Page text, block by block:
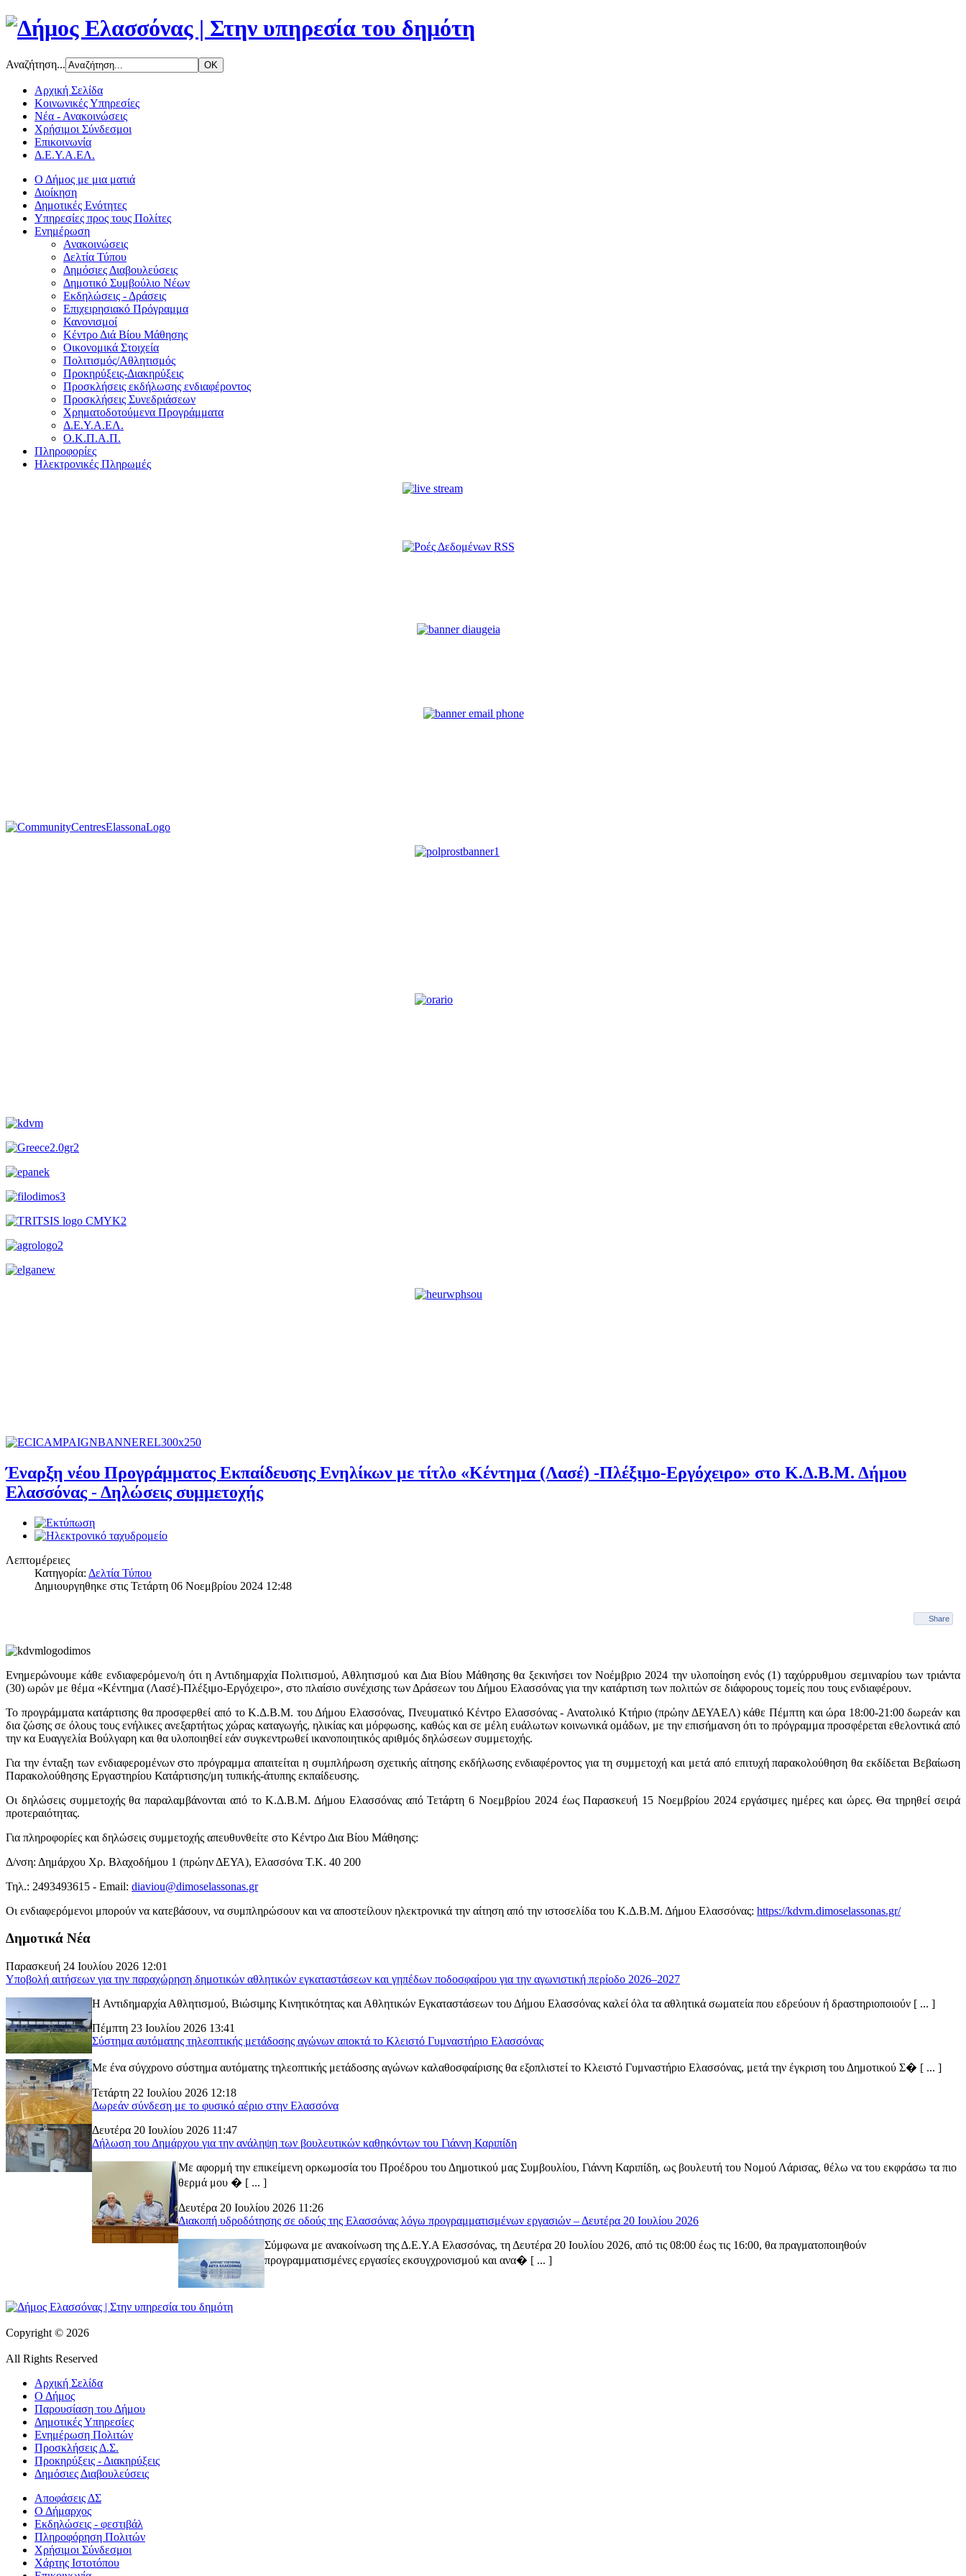
Αναζήτηση...
Αρχική Σελίδα
Κοινωνικές Υπηρεσίες
Νέα - Ανακοινώσεις
Χρήσιμοι Σύνδεσμοι
Επικοινωνία
Δ.Ε.Υ.Α.ΕΛ.
Ο Δήμος με μια ματιά
Διοίκηση
Δημοτικές Ενότητες
Υπηρεσίες προς τους Πολίτες
Ενημέρωση
Ανακοινώσεις
Δελτία Τύπου
Δημόσιες Διαβουλεύσεις
Δημοτικό Συμβούλιο Νέων
Εκδηλώσεις - Δράσεις
Επιχειρησιακό Πρόγραμμα
Κανονισμοί
Κέντρο Διά Βίου Μάθησης
Οικονομικά Στοιχεία
Πολιτισμός/Αθλητισμός
Προκηρύξεις-Διακηρύξεις
Προσκλήσεις εκδήλωσης ενδιαφέροντος
Προσκλήσεις Συνεδριάσεων
Χρηματοδοτούμενα Προγράμματα
Δ.Ε.Υ.Α.ΕΛ.
Ο.Κ.Π.Α.Π.
Πληροφορίες
Ηλεκτρονικές Πληρωμές
Έναρξη νέου Προγράμματος Εκπαίδευσης Ενηλίκων με τίτλο «Κέντημα (Λασέ) -Πλέξιμο-Εργόχειρο» στο Κ.Δ.Β.Μ. Δήμου
Ελασσόνας - Δηλώσεις συμμετοχής
Λεπτομέρειες
Κατηγορία: Δελτία Τύπου
Δημιουργηθηκε στις Τετάρτη 06 Νοεμβρίου 2024 12:48
Share
Ενημερώνουμε κάθε ενδιαφερόμενο/η ότι η Αντιδημαρχία Πολιτισμού, Αθλητισμού και Δια Βίου Μάθησης θα ξεκινήσει τον Νοέμβριο 2024 την υλοποίηση ενός (1) ταχύρρυθμου σεμιναρίου των τριάντα
(30) ωρών με θέμα «Κέντημα (Λασέ)-Πλέξιμο-Εργόχειρο», στο πλαίσιο συνέχισης των Δράσεων του Δήμου Ελασσόνας για την κατάρτιση των πολιτών σε διάφορους τομείς που τους ενδιαφέρουν.
Το προγράμματα κατάρτισης θα προσφερθεί από το Κ.Δ.Β.Μ. του Δήμου Ελασσόνας, Πνευματικό Κέντρο Ελασσόνας - Ανατολικό Κτήριο (πρώην ΔΕΥΑΕΛ) κάθε Πέμπτη και ώρα 18:00-21:00 δωρεάν και
δια ζώσης σε όλους τους ενήλικες ανεξαρτήτως χώρας καταγωγής, ηλικίας και μόρφωσης, καθώς και σε μέλη ευάλωτων κοινωνικά ομάδων, με την επισήμανση ότι το πρόγραμμα προσφέρεται εθελοντικά από
την κα Ευαγγελία Βούλγαρη και θα υλοποιηθεί εάν συγκεντρωθεί ικανοποιητικός αριθμός δηλώσεων συμμετοχής.
Για την ένταξη των ενδιαφερομένων στο πρόγραμμα απαιτείται η συμπλήρωση σχετικής αίτησης εκδήλωσης ενδιαφέροντος για τη συμμετοχή και μετά από επιτυχή παρακολούθηση θα εκδίδεται Βεβαίωση
Παρακολούθησης Εργαστηρίου Κατάρτισης/μη τυπικής-άτυπης εκπαίδευσης.
Οι δηλώσεις συμμετοχής θα παραλαμβάνονται από το Κ.Δ.Β.Μ. Δήμου Ελασσόνας από Τετάρτη 6 Νοεμβρίου 2024 έως Παρασκευή 15 Νοεμβρίου 2024 εργάσιμες ημέρες και ώρες. Θα τηρηθεί σειρά
προτεραιότητας.
Για πληροφορίες και δηλώσεις συμμετοχής απευθυνθείτε στο Κέντρο Δια Βίου Μάθησης:
Δ/νση: Δημάρχου Χρ. Βλαχοδήμου 1 (πρώην ΔΕΥΑ), Ελασσόνα Τ.Κ. 40 200
Τηλ.: 2493493615 - Email: diaviou@dimoselassonas.gr
Οι ενδιαφερόμενοι μπορούν να κατεβάσουν, να συμπληρώσουν και να αποστείλουν ηλεκτρονικά την αίτηση από την ιστοσελίδα του Κ.Δ.Β.Μ. Δήμου Ελασσόνας: https://kdvm.dimoselassonas.gr/
Δημοτικά Νέα
Παρασκευή 24 Ιουλίου 2026 12:01
Υποβολή αιτήσεων για την παραχώρηση δημοτικών αθλητικών εγκαταστάσεων και γηπέδων ποδοσφαίρου για την αγωνιστική περίοδο 2026–2027
Η Αντιδημαρχία Αθλητισμού, Βιώσιμης Κινητικότητας και Αθλητικών Εγκαταστάσεων του Δήμου Ελασσόνας καλεί όλα τα αθλητικά σωματεία που εδρεύουν ή δραστηριοποιούν [ ... ]
Πέμπτη 23 Ιουλίου 2026 13:41
Σύστημα αυτόματης τηλεοπτικής μετάδοσης αγώνων αποκτά το Κλειστό Γυμναστήριο Ελασσόνας
Με ένα σύγχρονο σύστημα αυτόματης τηλεοπτικής μετάδοσης αγώνων καλαθοσφαίρισης θα εξοπλιστεί το Κλειστό Γυμναστήριο Ελασσόνας, μετά την έγκριση του Δημοτικού Σ� [ ... ]
Τετάρτη 22 Ιουλίου 2026 12:18
Δωρεάν σύνδεση με το φυσικό αέριο στην Ελασσόνα
Δευτέρα 20 Ιουλίου 2026 11:47
Δήλωση του Δημάρχου για την ανάληψη των βουλευτικών καθηκόντων του Γιάννη Καριπίδη
Με αφορμή την επικείμενη ορκωμοσία του Προέδρου του Δημοτικού μας Συμβουλίου, Γιάννη Καριπίδη, ως βουλευτή του Νομού Λάρισας, θέλω να του εκφράσω τα πιο
θερμά μου � [ ... ]
Δευτέρα 20 Ιουλίου 2026 11:26
Διακοπή υδροδότησης σε οδούς της Ελασσόνας λόγω προγραμματισμένων εργασιών – Δευτέρα 20 Ιουλίου 2026
Σύμφωνα με ανακοίνωση της Δ.Ε.Υ.Α Ελασσόνας, τη Δευτέρα 20 Ιουλίου 2026, από τις 08:00 έως τις 16:00, θα πραγματοποιηθούν
προγραμματισμένες εργασίες εκσυγχρονισμού και ανα� [ ... ]
Copyright © 2026
All Rights Reserved
Αρχική Σελίδα
Ο Δήμος
Παρουσίαση του Δήμου
Δημοτικές Υπηρεσίες
Ενημέρωση Πολιτών
Προσκλήσεις Δ.Σ.
Προκηρύξεις - Διακηρύξεις
Δημόσιες Διαβουλεύσεις
Αποφάσεις ΔΣ
Ο Δήμαρχος
Εκδηλώσεις - φεστιβάλ
Πληροφόρηση Πολιτών
Χρήσιμοι Σύνδεσμοι
Χάρτης Ιστοτόπου